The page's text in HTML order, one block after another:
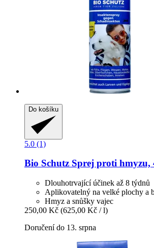
Do košíku
5.0 (1)
Bio Schutz Sprej proti hmyzu,
Dlouhotrvající účinek až 8 týdnů
Aplikovatelný na velké plochy a
Hmyz a snůšky vajec
250,00 Kč (625,00 Kč / l)
Doručení do 13. srpna